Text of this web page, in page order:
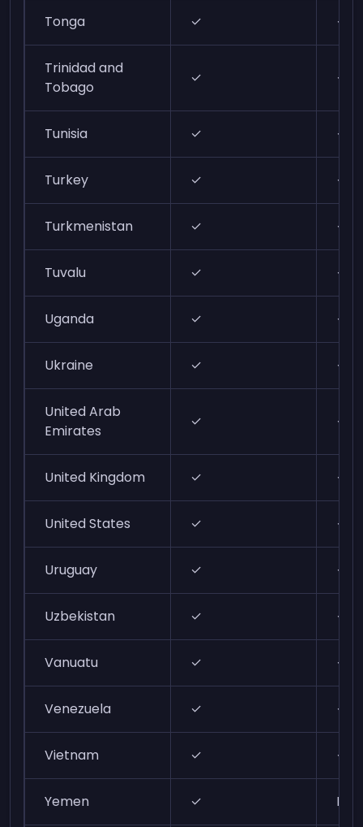
Tonga ✓ ✓
Trinidad and
Tobago
✓ ✓
Tunisia ✓ ✓
Turkey ✓ ✓
Turkmenistan ✓ ✓
Tuvalu ✓ ✓
Uganda ✓ ✓
Ukraine ✓ ✓
United Arab
Emirates
✓ ✓
United Kingdom ✓ ✓
United States ✓ ✓
Uruguay ✓ ✓
Uzbekistan ✓ ✓
Vanuatu ✓ ✓
Venezuela ✓ ✓
Vietnam ✓ ✓
Yemen ✓ N/A